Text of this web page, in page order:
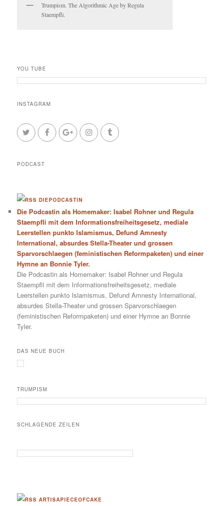
Trumpism. The Algorithmic Age by Regula
Staempfli.
YOU TUBE
INSTAGRAM
PODCAST
DIEPODCASTIN
Die Podcastin als Homemaker: Isabel Rohner und Regula
Staempfli mit dem Informationsfreiheitsgesetz, mediale
Leerstellen punkto Islamismus, Defund Amnesty
International, absurdes Stella-Theater und grossen
Sparvorschlaegen (feministischen Reformpaketen) und einer
Hymne an Bonnie Tyler.
Die Podcastin als Homemaker: Isabel Rohner und Regula
Staempfli mit dem Informationsfreiheitsgesetz, mediale
Leerstellen punkto Islamismus, Defund Amnesty International,
absurdes Stella-Theater und grossen Sparvorschlaegen
(feministischen Reformpaketen) und einer Hymne an Bonnie
Tyler.
DAS NEUE BUCH
TRUMPISM
SCHLAGENDE ZEILEN
ARTISAPIECEOFCAKE